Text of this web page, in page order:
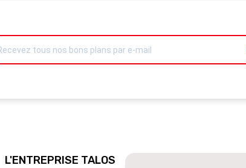
L'ENTREPRISE TALOS